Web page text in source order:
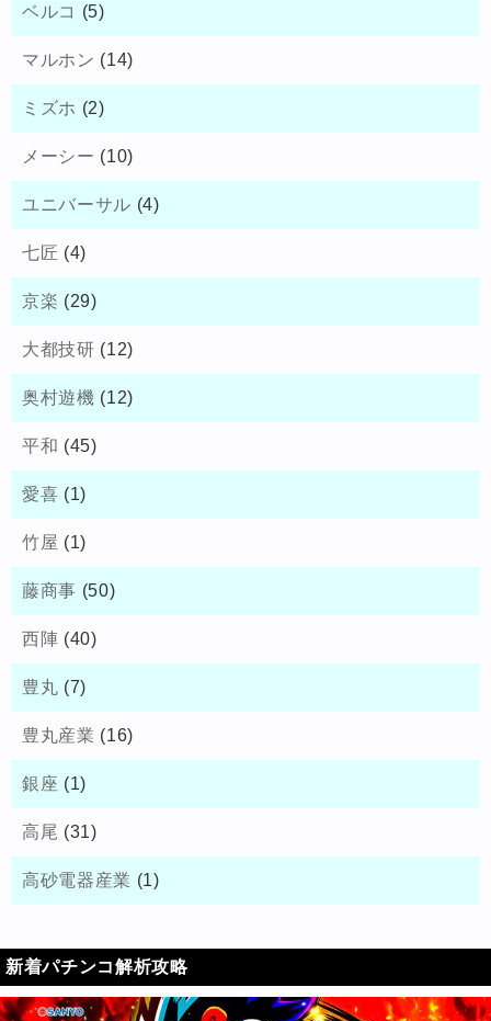
ベルコ (5)
マルホン (14)
ミズホ (2)
メーシー (10)
ユニバーサル (4)
七匠 (4)
京楽 (29)
大都技研 (12)
奥村遊機 (12)
平和 (45)
愛喜 (1)
竹屋 (1)
藤商事 (50)
西陣 (40)
豊丸 (7)
豊丸産業 (16)
銀座 (1)
高尾 (31)
高砂電器産業 (1)
新着パチンコ解析攻略